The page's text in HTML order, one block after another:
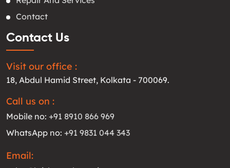
Contact
Contact Us
Visit our office :
18, Abdul Hamid Street, Kolkata - 700069.
Call us on :
Mobile no: +91 8910 866 969
WhatsApp no: +91 9831 044 343
Email: